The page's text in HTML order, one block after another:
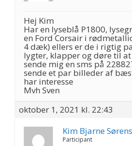
Hej Kim
Har en lyseblå P1800,
en Ford Corsair i
4 dæk) ellers er de i rigtig
lygter, klapper og døre til
sende mig en sms på
sende et par billeder af
har interesse
Mvh Sven
oktober 1, 2021 kl. 22:43
Kim Bjarne
Participant